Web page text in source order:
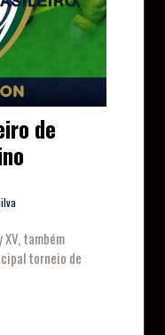
de
também
torneio de